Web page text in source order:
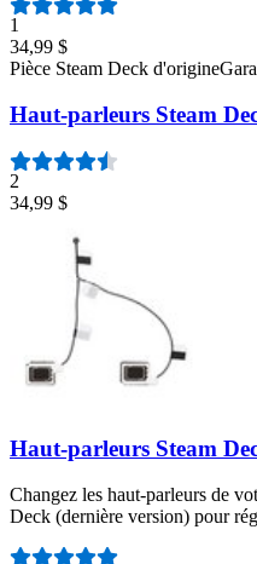
1
34,99 $
Pièce Steam Deck d'origine
Haut-parleurs Steam
2
34,99 $
Haut-parleurs Steam
Changez les haut-parleurs de
Deck (dernière version) pour